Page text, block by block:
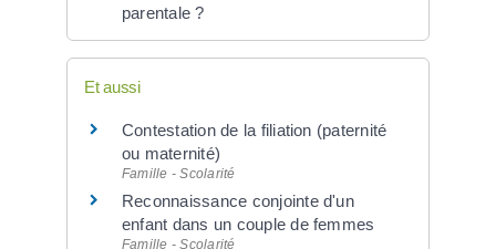
parentale ?
Et aussi
Contestation de la filiation (paternité
ou maternité)
Famille - Scolarité
Reconnaissance conjointe d'un
enfant dans un couple de femmes
Famille - Scolarité